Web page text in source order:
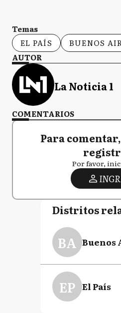
Temas
EL PAÍS
BUENOS
AUTOR
La Noticia 1
COMENTARIOS
Para
Por favor,
Distritos
BA Buenos
EP El País